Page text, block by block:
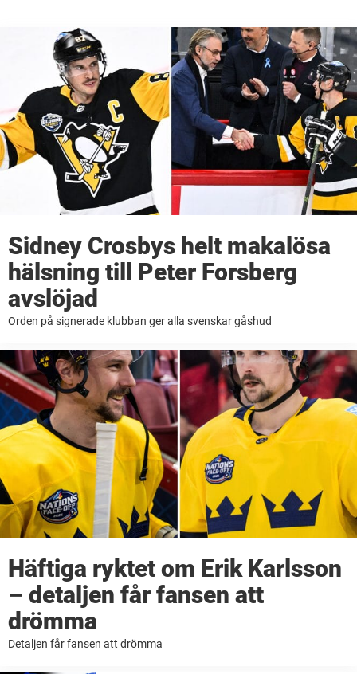
Sidney Crosbys helt makalösa
hälsning till Peter Forsberg
avslöjad
Orden på signerade klubban ger alla svenskar gåshud
Häftiga ryktet om Erik Karlsson
– detaljen får fansen att
drömma
Detaljen får fansen att drömma